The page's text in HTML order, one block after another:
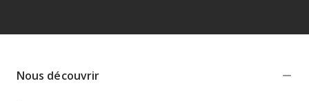
Nous découvrir